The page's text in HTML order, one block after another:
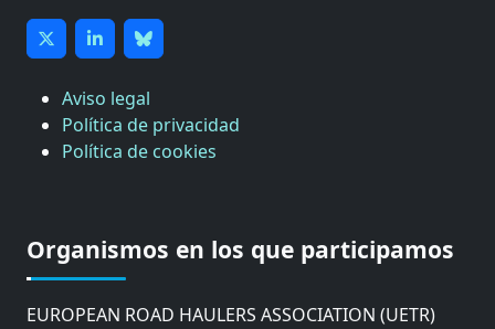
Aviso legal
Política de privacidad
Política de cookies
Organismos en los que participamos
CÁMARA DE COMERCIO DE GIPUZKOA
COMISIÓN ASESORA DE MOVILIDAD DEL
CONSEJO DE ADMINISTRACIÓN DE ZAISA
CONSEJO DE NAVEGACIÓN Y PUERTO
EUROPEAN ROAD HAULERS ASSOCIATION (UETR)